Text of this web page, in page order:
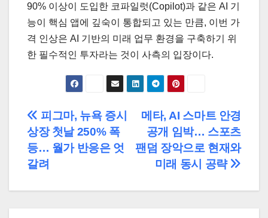
90% 이상이 도입한 코파일럿(Copilot)과 같은 AI 기
능이 핵심 앱에 깊숙이 통합되고 있는 만큼, 이번 가
격 인상은 AI 기반의 미래 업무 환경을 구축하기 위
한 필수적인 투자라는 것이 사측의 입장이다.
글
탐
색
메타, AI 스마트 안경
공개 임박… 스포츠
팬덤 장악으로 현재와
미래 동시 공략
피그마, 뉴욕 증시
상장 첫날 250% 폭
등… 월가 반응은 엇
갈려